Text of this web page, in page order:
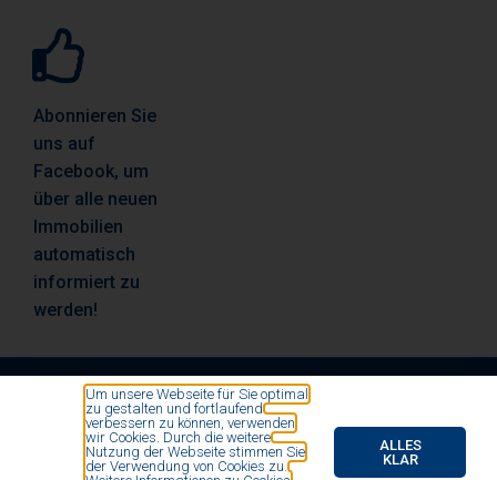
Abonnieren Sie
uns auf
Facebook, um
über alle neuen
Immobilien
automatisch
informiert zu
werden!
© All rights reserved by Vosse Immobilien- und
Finanzierungsmakler 2020
Um unsere Webseite für Sie optimal
zu gestalten und fortlaufend
verbessern zu können, verwenden
wir Cookies. Durch die weitere
Nutzung der Webseite stimmen Sie
der Verwendung von Cookies zu.
ALLES
KLAR